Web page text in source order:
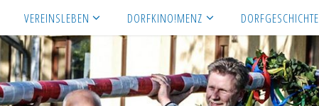
VEREINSLEBEN DORFKINO!MENZ DORFGESCHICHTE